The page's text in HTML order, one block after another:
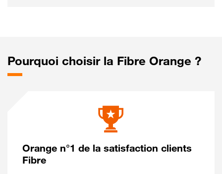
Pourquoi choisir la Fibre Orange ?
Orange n°1 de la satisfaction clients
Fibre